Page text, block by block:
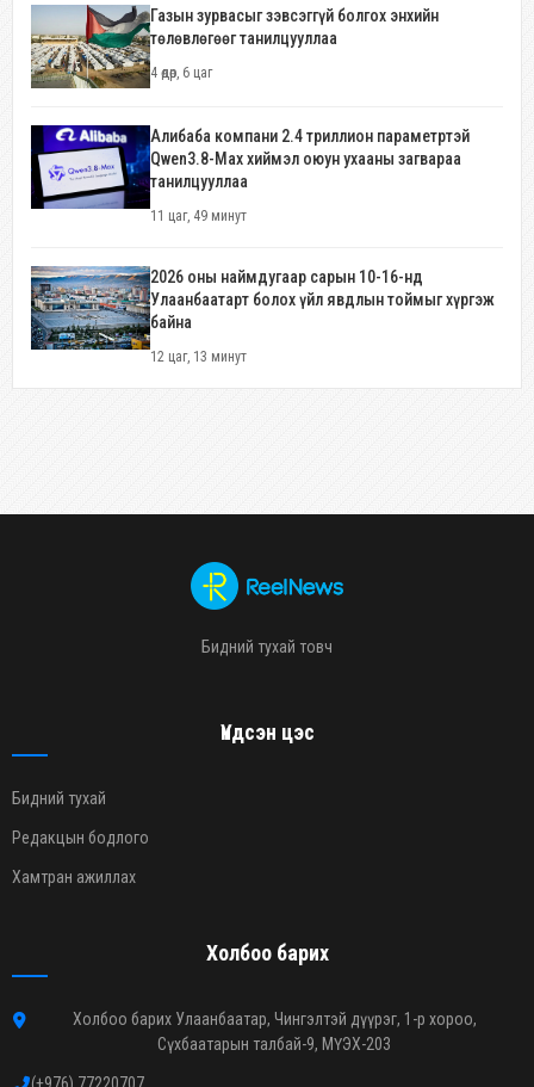
Газын зурвасыг зэвсэггүй болгох энхийн
төлөвлөгөөг танилцууллаа
4 өдөр, 6 цаг
Алибаба компани 2.4 триллион параметртэй
Qwen3.8-Max хиймэл оюун ухааны загвараа
танилцууллаа
11 цаг, 49 минут
2026 оны наймдугаар сарын 10-16-нд
Улаанбаатарт болох үйл явдлын тоймыг хүргэж
байна
12 цаг, 13 минут
Бидний тухай товч
Үндсэн цэс
Бидний тухай
Редакцын бодлого
Хамтран ажиллах
Холбоо барих
Холбоо барих Улаанбаатар, Чингэлтэй дүүрэг, 1-р хороо,
Сүхбаатарын талбай-9, МҮЭХ-203